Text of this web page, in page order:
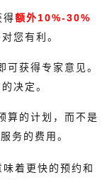
得额外10%-30%
您有利。
可获得专家意见。
决定。
算的计划，而不是
务的费用。
着更快的预约和